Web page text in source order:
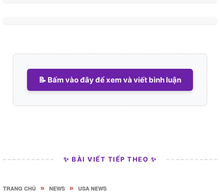
📝 Bấm vào đây để xem và viết bình luận
✨ BÀI VIẾT TIẾP THEO ✨
TRANG CHỦ » NEWS » USA NEWS